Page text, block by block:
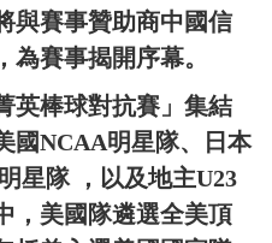
與賽事贊助商中國信
賽事揭開序幕。
英棒球對抗賽」集結
國NCAA明星隊、日本
星隊 ，以及地主U23
，美國隊遴選全美頂